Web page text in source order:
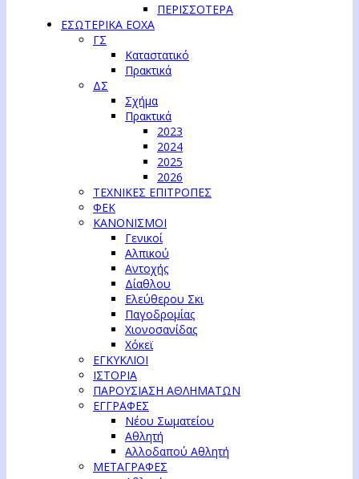
ΠΕΡΙΣΣΟΤΕΡΑ
ΕΣΩΤΕΡΙΚΑ ΕΟΧΑ
ΓΣ
Καταστατικό
Πρακτικά
ΔΣ
Σχήμα
Πρακτικά
2023
2024
2025
2026
ΤΕΧΝΙΚΕΣ ΕΠΙΤΡΟΠΕΣ
ΦΕΚ
ΚΑΝΟΝΙΣΜΟΙ
Γενικοί
Αλπικού
Αντοχής
Δίαθλου
Ελεύθερου Σκι
Παγοδρομίας
Χιονοσανίδας
Χόκεϊ
ΕΓΚΥΚΛΙΟΙ
ΙΣΤΟΡΙΑ
ΠΑΡΟΥΣΙΑΣΗ ΑΘΛΗΜΑΤΩΝ
ΕΓΓΡΑΦΕΣ
Νέου Σωματείου
Αθλητή
Αλλοδαπού Αθλητή
ΜΕΤΑΓΡΑΦΕΣ